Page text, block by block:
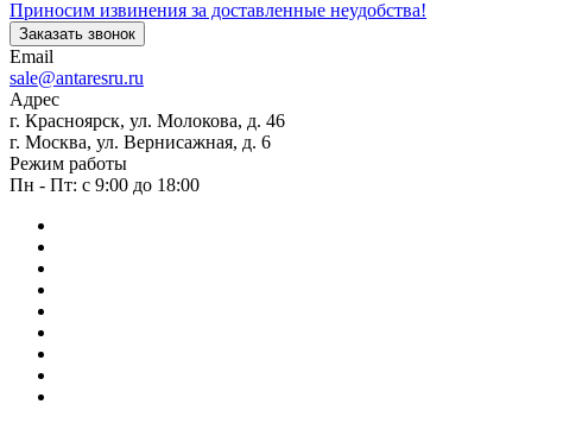
Приносим извинения за доставленные неудобства!
Заказать звонок
Email
sale@antaresru.ru
Адрес
г. Красноярск, ул. Молокова, д. 46
г. Москва, ул. Вернисажная, д. 6
Режим работы
Пн - Пт: с 9:00 до 18:00